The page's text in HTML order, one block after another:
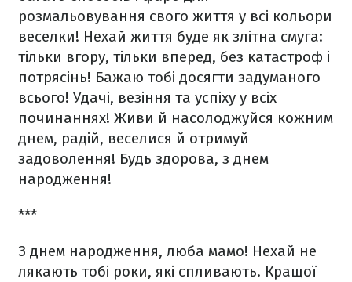
розмальовування свого життя у всі кольори
веселки! Нехай життя буде як злітна смуга:
тільки вгору, тільки вперед, без катастроф і
потрясінь! Бажаю тобі досягти задуманого
всього! Удачі, везіння та успіху у всіх
починаннях! Живи й насолоджуйся кожним
днем, радій, веселися й отримуй
задоволення! Будь здорова, з днем
народження!
***
З днем народження, люба мамо! Нехай не
лякають тобі роки, які спливають. Кращої